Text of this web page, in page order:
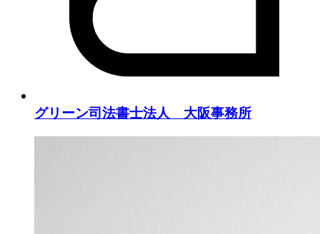
グリーン司法書士法人 大阪事務所